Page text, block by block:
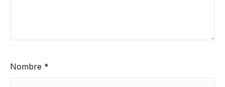
Nombre *